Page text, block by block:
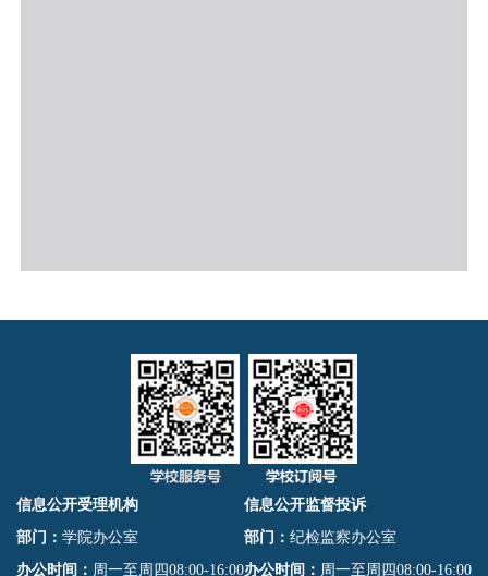
信息公开受理机构
部门： 学院办公室
办公时间： 周一至周四08:00-16:00
信息公开监督投诉
部门： 纪检监察办公室
办公时间： 周一至周四08:00-16:00